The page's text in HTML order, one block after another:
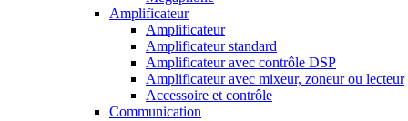
Amplificateur
Amplificateur
Amplificateur standard
Amplificateur avec contrôle DSP
Amplificateur avec mixeur, zoneur ou lecteur
Accessoire et contrôle
Communication